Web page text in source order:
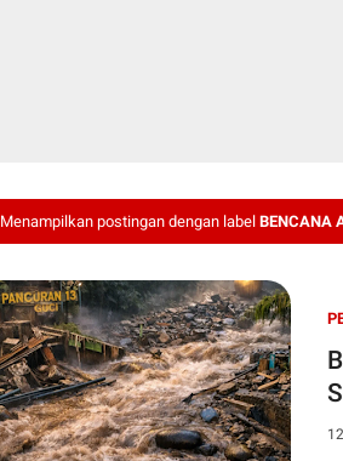
Menampilkan postingan dengan label BENCANA